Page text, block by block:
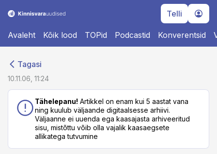
Telli
Avaleht Kõik lood TOPid Podcastid Konverentsid
Tagasi
10.11.06, 11:24
Tähelepanu! Artikkel on enam kui 5 aastat vana
ning kuulub väljaande digitaalsesse arhiivi.
Väljaanne ei uuenda ega kaasajasta arhiveeritud
sisu, mistõttu võib olla vajalik kaasaegsete
allikatega tutvumine